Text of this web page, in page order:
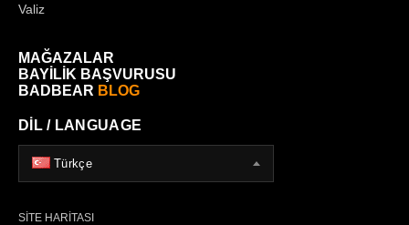
Valiz
MAĞAZALAR
BAYİLİK BAŞVURUSU
BADBEAR BLOG
DİL / LANGUAGE
Türkçe
SİTE HARİTASI